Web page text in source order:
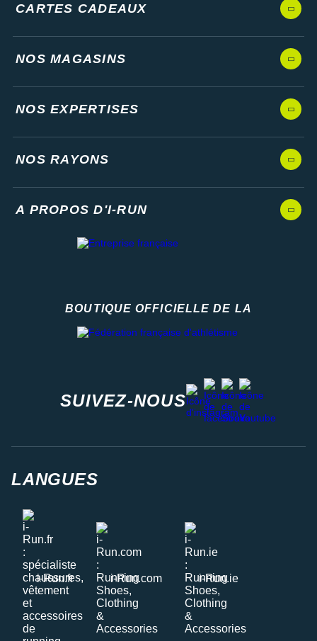
CARTES CADEAUX
NOS MAGASINS
NOS EXPERTISES
NOS RAYONS
A PROPOS D'I-RUN
BOUTIQUE OFFICIELLE DE LA
SUIVEZ-NOUS
instagram
facebook
stravayoutube
LANGUES
i-Run.fr i-Run.com i-Run.ie